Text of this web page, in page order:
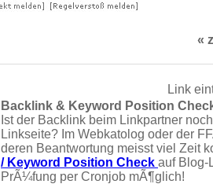
«
Link
Backlink & Keyword Position
Ist der Backlink beim Linkpartner
Linkseite? Im Webkatolog oder der
deren Beantwortung meisst viel Zeit
/ Keyword Position Check auf Blog-
PrÃ¼fung per Cronjob mÃ¶glich!